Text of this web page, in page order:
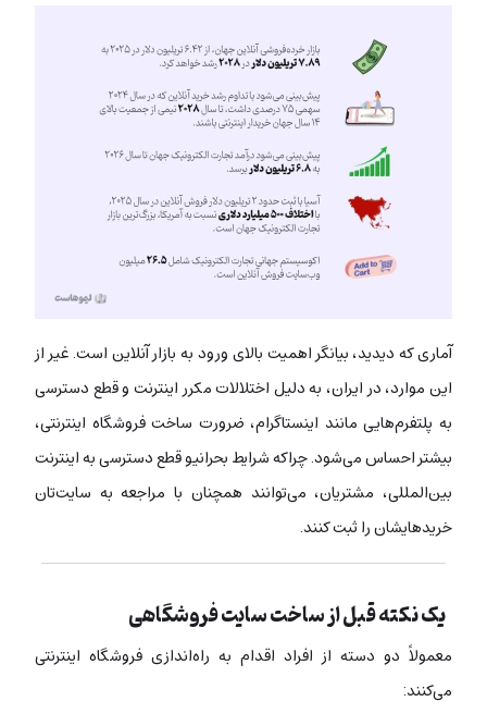
آماری که دیدید، بیانگر اهمیت بالای ورود به بازار آنلاین است. غیر از
این موارد، در ایران، به دلیل اختلالات مکرر اینترنت و قطع دسترسی
به پلتفرم‌هایی مانند اینستاگرام، ضرورت ساخت فروشگاه اینترنتی،
بیشتر احساس می‌شود. چراکه شرایط بحرانیو قطع دسترسی به اینترنت
بین‌المللی، مشتریان، می‌توانند همچنان با مراجعه به سایت‌تان
خریدهایشان را ثبت کنند.
یک نکته قبل از ساخت سایت فروشگاهی
معمولاً دو دسته از افراد اقدام به راه‌اندازی فروشگاه اینترنتی
می‌کنند: